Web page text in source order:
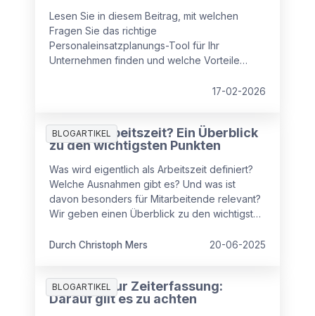
Lesen Sie in diesem Beitrag, mit welchen
Fragen Sie das richtige
Personaleinsatzplanungs-Tool für Ihr
Unternehmen finden und welche Vorteile
17-02-2026
BLOGARTIKEL
Was ist Arbeitszeit? Ein Überblick
zu den wichtigsten Punkten
Was wird eigentlich als Arbeitszeit definiert?
Welche Ausnahmen gibt es? Und was ist
davon besonders für Mitarbeitende relevant?
Wir geben einen Überblick zu den wichtigsten
auf.
Durch Christoph Mers 20-06-2025
BLOGARTIKEL
Systeme zur Zeiterfassung:
Darauf gilt es zu achten